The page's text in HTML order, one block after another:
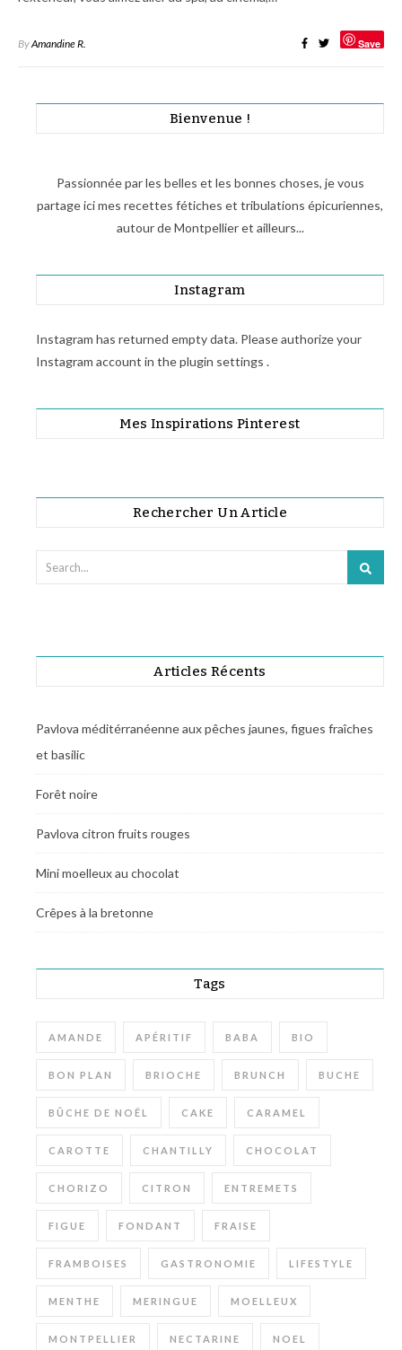
ByAmandine R. Save
Bienvenue !
Passionnée par les belles et les bonnes choses, je vous
partage ici mes recettes fétiches et tribulations épicuriennes,
autour de Montpellier et ailleurs...
Instagram
Instagram has returned empty data. Please authorize your
Instagram account in theplugin settings .
Mes Inspirations Pinterest
Rechercher Un Article
Articles Récents
Pavlova méditérranéenne aux pêches jaunes, figues fraîches
et basilic
Forêt noire
Pavlova citron fruits rouges
Mini moelleux au chocolat
Crêpes à la bretonne
Tags
AMANDE APÉRITIF BABA BIO
BON PLAN BRIOCHE BRUNCH BUCHE
BÛCHE DE NOËL CAKE CARAMEL
CAROTTE CHANTILLY CHOCOLAT
CHORIZO CITRON ENTREMETS
FIGUE FONDANT FRAISE
FRAMBOISES GASTRONOMIE LIFESTYLE
MENTHE MERINGUE MOELLEUX
MONTPELLIER NECTARINE NOEL